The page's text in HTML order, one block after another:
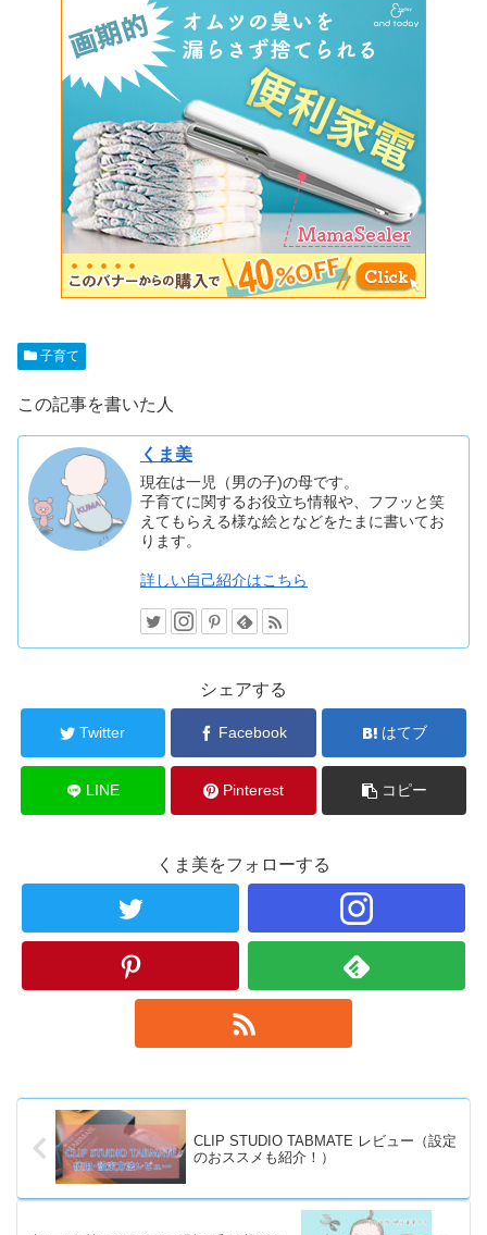
子育て
この記事を書いた人
くま美
現在は一児（男の子)の母です。
子育てに関するお役立ち情報や、フフッと笑
えてもらえる様な絵となどをたまに書いてお
ります。
詳しい自己紹介はこちら
シェアする
Twitter Facebook はてブ
LINE Pinterest コピー
くま美をフォローする
CLIP STUDIO TABMATE レビュー（設定
のおススメも紹介！）